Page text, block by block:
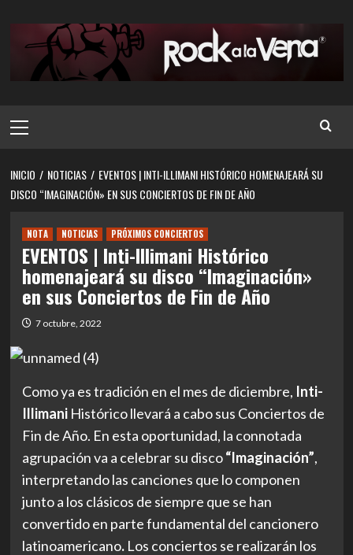
contenido
principal
INICIO NOTICIAS
EVENTOS | INTI-ILLIMANI HISTÓRICO HOMENAJEARÁ SU
DISCO “IMAGINACIÓN» EN SUS CONCIERTOS DE FIN DE AÑO
NOTA NOTICIAS PRÓXIMOS CONCIERTOS
EVENTOS | Inti-Illimani Histórico
homenajeará su disco “Imaginación»
en sus Conciertos de Fin de Año
7 octubre, 2022
Como ya es tradición en el mes de diciembre, Inti-
IllimaniHistórico llevará a cabo sus Conciertos de
Fin de Año. En esta oportunidad, la connotada
agrupación va a celebrar su disco“Imaginación”,
interpretando las canciones que lo componen
junto a los clásicos de siempre que se han
convertido en parte fundamental del cancionero
latinoamericano. Los conciertos se realizarán los